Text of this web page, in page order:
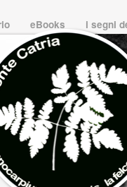
eBooks i segni